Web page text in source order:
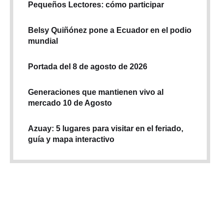
Pequeños Lectores: cómo participar
Belsy Quiñónez pone a Ecuador en el podio
mundial
Portada del 8 de agosto de 2026
Generaciones que mantienen vivo al
mercado 10 de Agosto
Azuay: 5 lugares para visitar en el feriado,
guía y mapa interactivo